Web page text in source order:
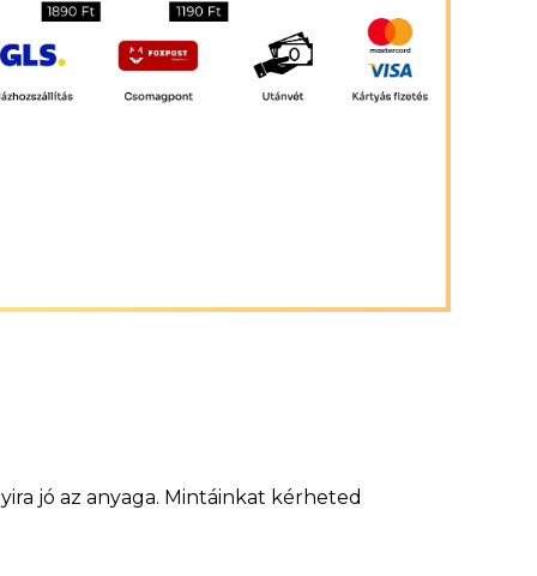
jó az anyaga. Mintáinkat kérheted